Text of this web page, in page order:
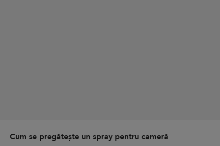
Cum se pregătește un spray pentru cameră